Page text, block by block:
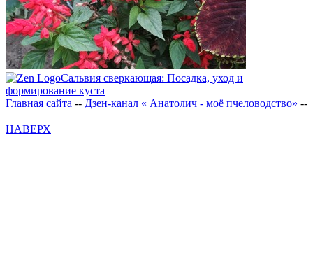
Сальвия сверкающая: Посадка, уход и
формирование куста
Главная сайта -- Дзен-канал « Анатолич - моё пчеловодство» --
НАВЕРХ